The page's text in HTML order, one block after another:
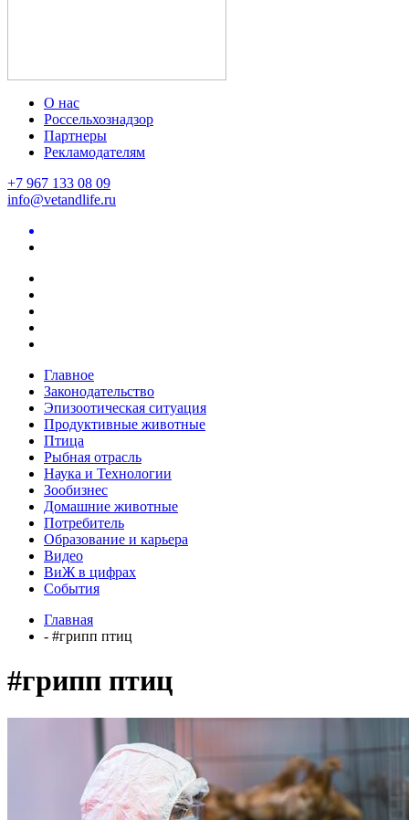
О нас
Россельхознадзор
Партнеры
Рекламодателям
+7 967 133 08 09
info@vetandlife.ru
Главное
Законодательство
Эпизоотическая ситуация
Продуктивные животные
Птица
Рыбная отрасль
Наука и Технологии
Зообизнес
Домашние животные
Потребитель
Образование и карьера
Видео
ВиЖ в цифрах
События
Главная
- #грипп птиц
#грипп птиц